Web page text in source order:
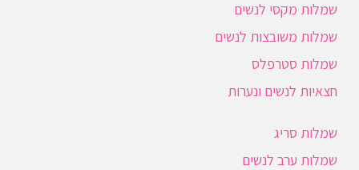
שמלות מקסי לנשים
שמלות משובצות לנשים
שמלות סטרפלס
חצאיות לנשים ונערות
שמלות סריג
שמלות ערב לנשים